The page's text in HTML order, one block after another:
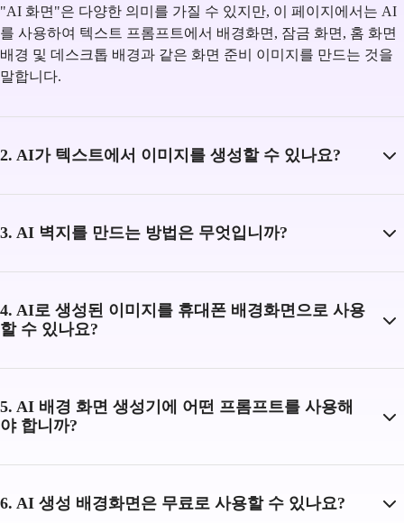
"AI 화면"은 다양한 의미를 가질 수 있지만, 이 페이지에서는 AI
를 사용하여 텍스트 프롬프트에서 배경화면, 잠금 화면, 홈 화면
배경 및 데스크톱 배경과 같은 화면 준비 이미지를 만드는 것을
말합니다.
2. AI가 텍스트에서 이미지를 생성할 수 있나요?
3. AI 벽지를 만드는 방법은 무엇입니까?
4. AI로 생성된 이미지를 휴대폰 배경화면으로 사용
할 수 있나요?
5. AI 배경 화면 생성기에 어떤 프롬프트를 사용해
야 합니까?
6. AI 생성 배경화면은 무료로 사용할 수 있나요?